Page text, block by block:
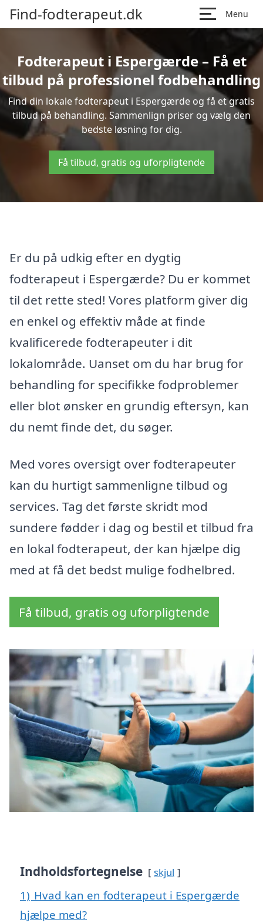
Find-fodterapeut.dk Menu
Fodterapeut i Espergærde – Få et
tilbud på professionel fodbehandling
Find din lokale fodterapeut i Espergærde og få et gratis
tilbud på behandling. Sammenlign priser og vælg den
bedste løsning for dig.
Få tilbud, gratis og uforpligtende
Er du på udkig efter en dygtig
fodterapeut i Espergærde? Du er kommet
til det rette sted! Vores platform giver dig
en enkel og effektiv måde at finde
kvalificerede fodterapeuter i dit
lokalområde. Uanset om du har brug for
behandling for specifikke fodproblemer
eller blot ønsker en grundig eftersyn, kan
du nemt finde det, du søger.
Med vores oversigt over fodterapeuter
kan du hurtigt sammenligne tilbud og
services. Tag det første skridt mod
sundere fødder i dag og bestil et tilbud fra
en lokal fodterapeut, der kan hjælpe dig
med at få det bedst mulige fodhelbred.
Få tilbud, gratis og uforpligtende
Indholdsfortegnelse skjul
1) Hvad kan en fodterapeut i Espergærde
hjælpe med?